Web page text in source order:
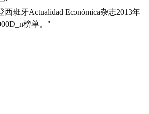
西班牙Actualidad Económica杂志2013年
榜单。"